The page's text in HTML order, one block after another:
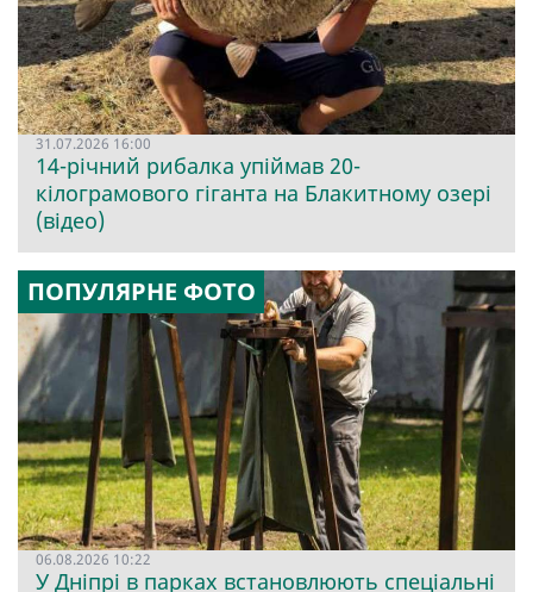
31.07.2026 16:00
14-річний рибалка упіймав 20-
кілограмового гіганта на Блакитному озері
(відео)
ПОПУЛЯРНЕ ФОТО
06.08.2026 10:22
У Дніпрі в парках встановлюють спеціальні